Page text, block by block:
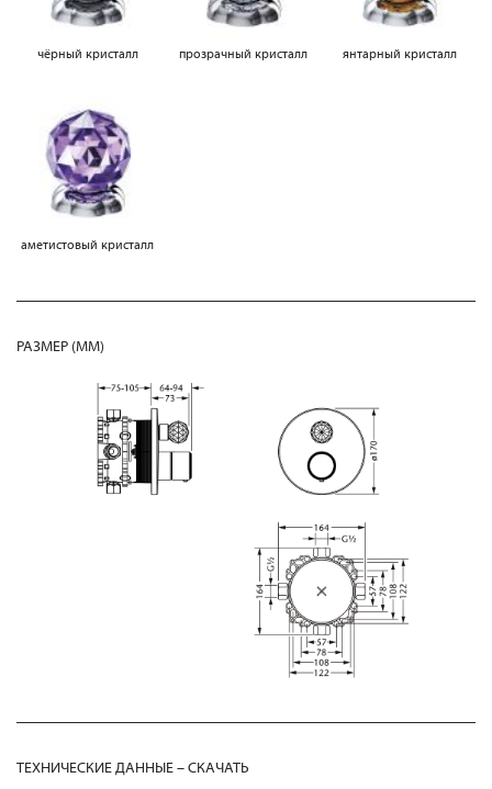
чёрный кристалл прозрачный кристалл янтарный кристалл
аметистовый кристалл
РАЗМЕР (MM)
ТЕХНИЧЕСКИЕ ДАННЫЕ – СКАЧАТЬ